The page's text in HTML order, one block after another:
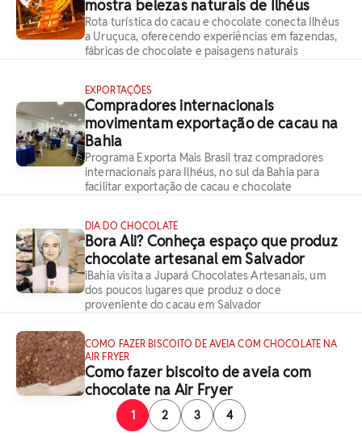
mostra belezas naturais de Ilhéus
Rota turística do cacau e chocolate conecta Ilhéus
a Uruçuca, oferecendo experiências em fazendas,
fábricas de chocolate e paisagens naturais
EXPORTAÇÕES
Compradores internacionais
movimentam exportação de cacau na
Bahia
Programa Exporta Mais Brasil traz compradores
internacionais para Ilhéus, no sul da Bahia para
facilitar exportação de cacau e chocolate
DIA DO CHOCOLATE
Bora Ali? Conheça espaço que produz
chocolate artesanal em Salvador
iBahia visita a Jupará Chocolates Artesanais, um
dos poucos lugares que produz o doce
proveniente do cacau em Salvador
COMO FAZER BISCOITO DE AVEIA COM CHOCOLATE NA
AIR FRYER
Como fazer biscoito de aveia com
chocolate na Air Fryer
1 2 3 4